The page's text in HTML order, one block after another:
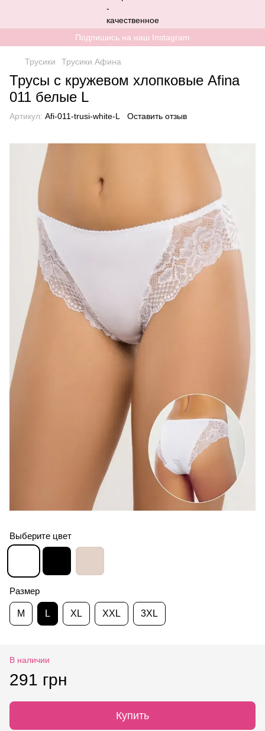
Подпишись на наш Instagram
Трусики Трусики Афина
Трусы с кружевом хлопковые Afina
011 белые L
Артикул: Afi-011-trusi-white-L Оставить отзыв
Выберите цвет
Размер
M L XL XXL 3XL
В наличии
291 грн
Купить